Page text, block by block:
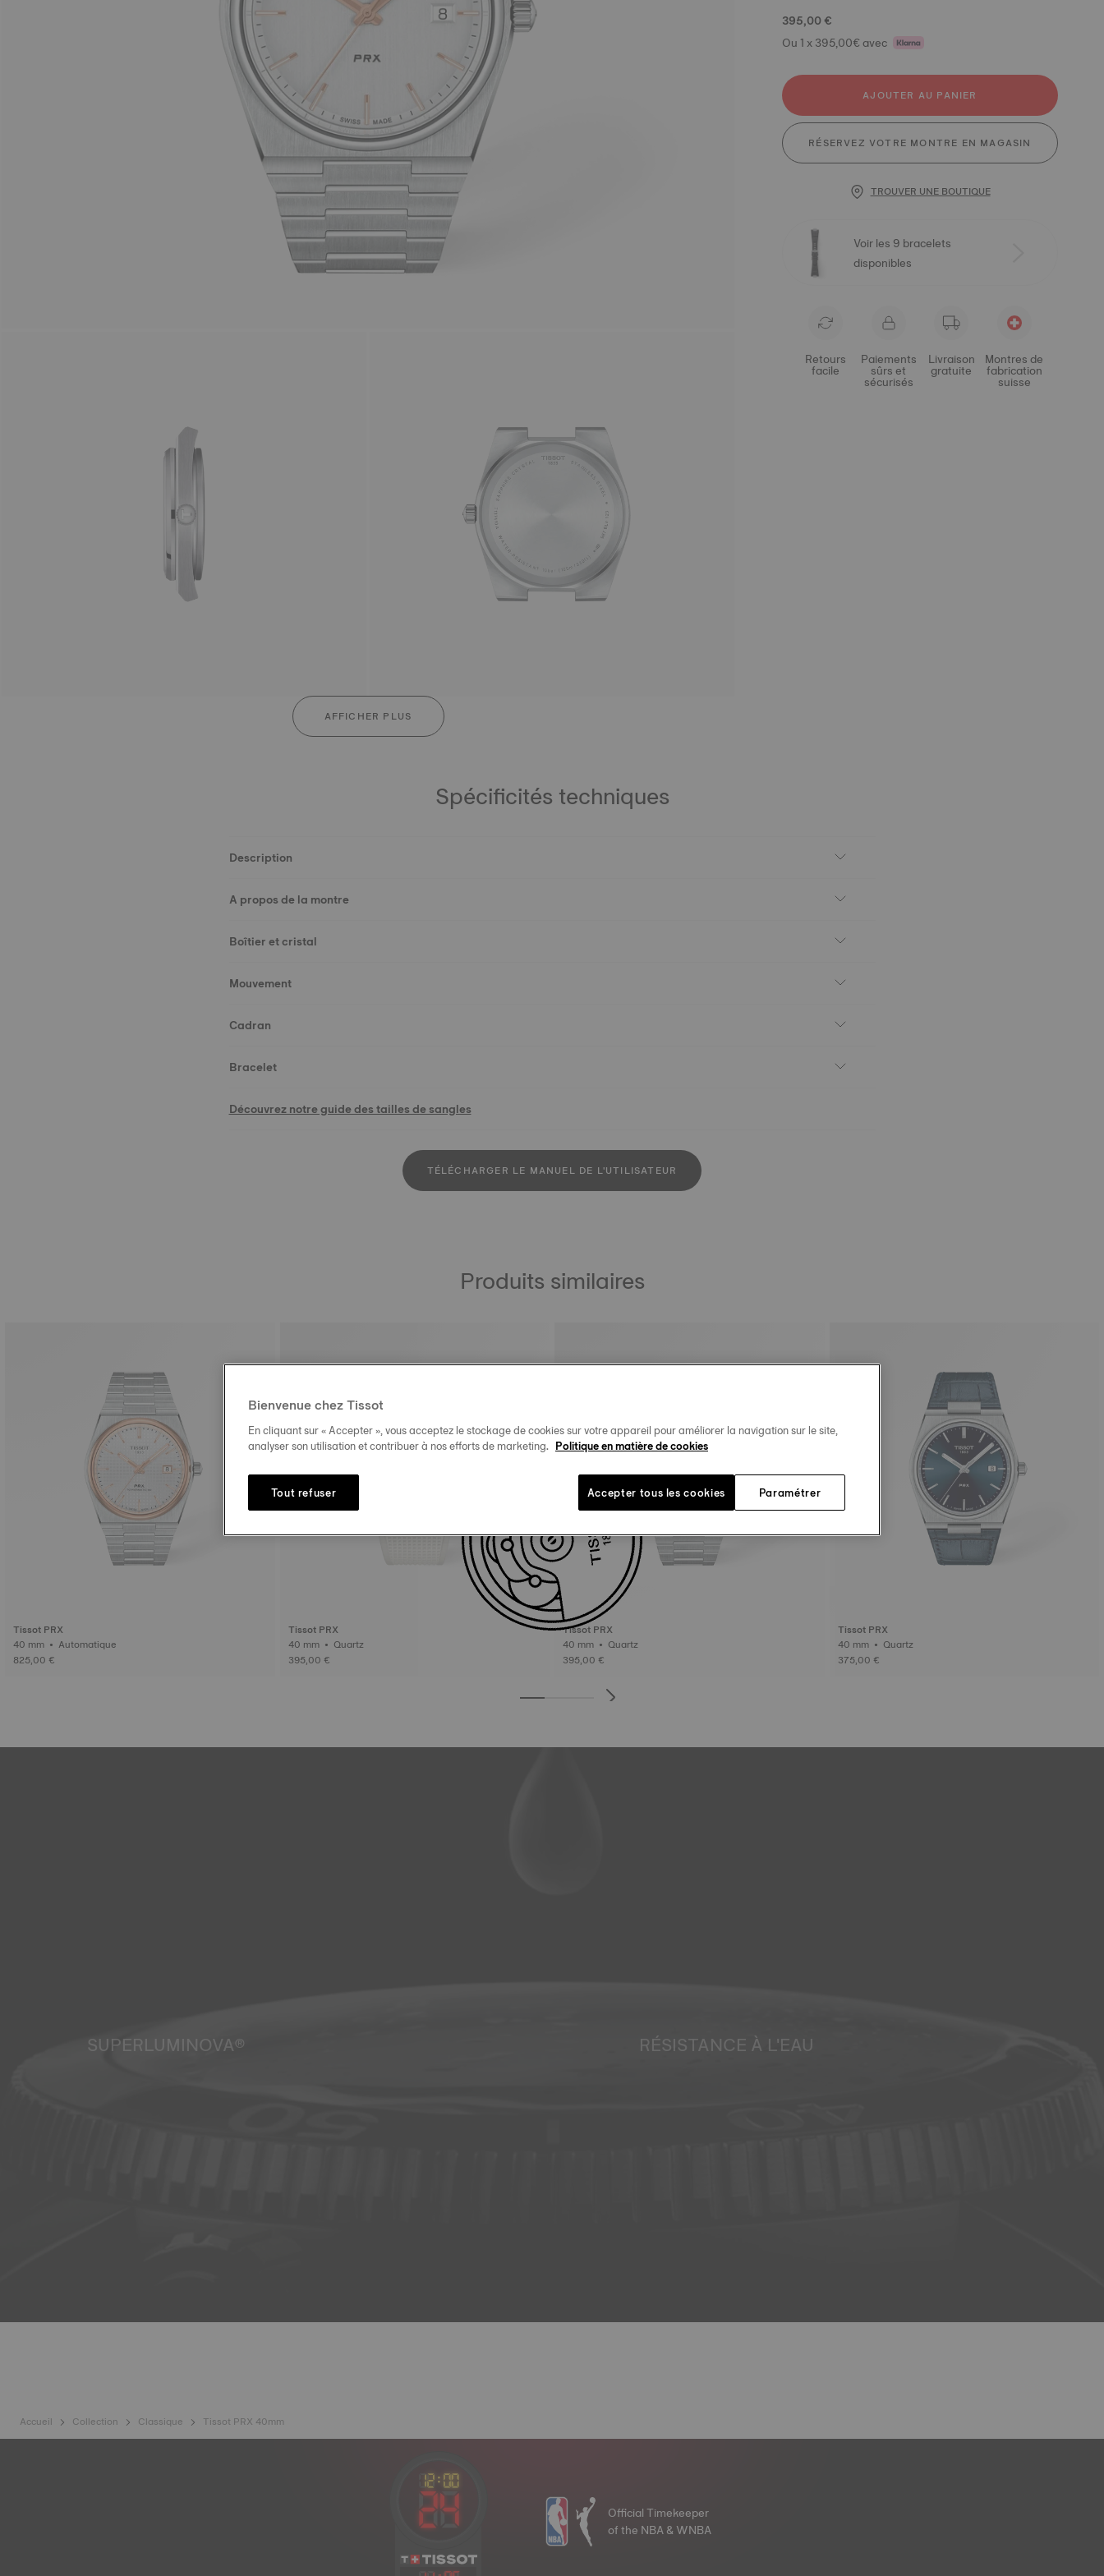
AFFICHER PLUS
395,00 €
Ou 1 x 395,00€ avec
AJOUTER AU PANIER
RÉSERVEZ VOTRE MONTRE EN MAGASIN
TROUVER UNE BOUTIQUE
Voir les 9 bracelets
disponibles
Retours
facile
Paiements
sûrs et
sécurisés
Livraison
gratuite
Montres de
fabrication
suisse
Spécificités techniques
Description
A propos de la montre
Boîtier et cristal
Mouvement
Cadran
Bracelet
Découvrez notre guide des tailles de sangles
TÉLÉCHARGER LE MANUEL DE L'UTILISATEUR
Produits similaires
Tissot PRX
40 mm • Automatique
825,00 €
Tissot PRX
40 mm • Quartz
395,00 €
Tissot PRX
40 mm • Quartz
395,00 €
Tissot PRX
40 mm • Quartz
375,00 €
SUPERLUMINOVA® RÉSISTANCE À L'EAU
Accueil Collection Classique Tissot PRX 40mm
Official Timekeeper
of the NBA & WNBA
Bienvenue chez Tissot
En cliquant sur « Accepter », vous acceptez le stockage de cookies sur votre appareil pour améliorer la navigation sur le site,
analyser son utilisation et contribuer à nos efforts de marketing. Politique en matière de cookies
Paramétrer
Tout refuser Accepter tous les cookies